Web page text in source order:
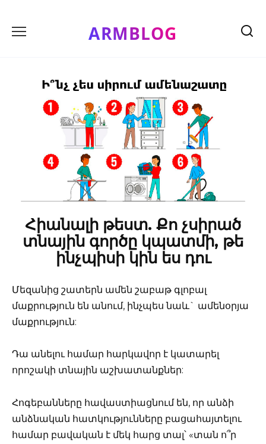
content
ARMBLOG
Հիանալի թեստ. Քո չսիրած
տնային գործը կպատմի, թե
ինչպիսի կին ես դու
Մեզանից շատերն ամեն շաբաթ գլոբալ
մաքրություն են անում, ինչպես նաև` ամենօրյա
մաքրություն:
Դա անելու համար հարկավոր է կատարել
որոշակի տնային աշխատանքներ:
Հոգեբանները հավաստիացնում են, որ անձի
անձնական հատկությունները բացահայտելու
համար բավական է մեկ հարց տալ՝ «տան ո՞ր